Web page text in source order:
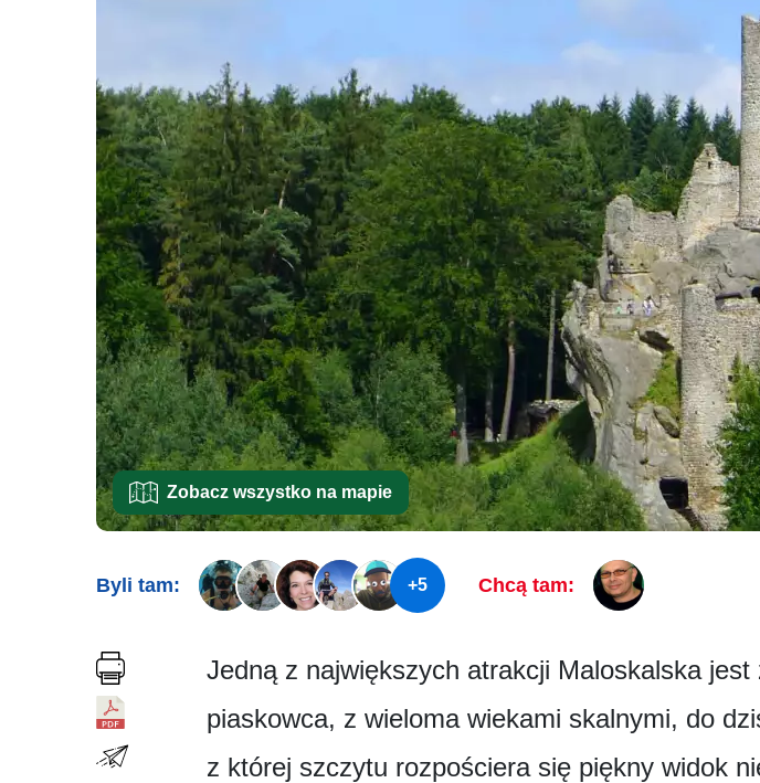
Zobacz wszystko na mapie
Byli tam: +5 Chcą tam:
Jedną z największych atrakcji Maloskalska
piaskowca, z wieloma wiekami skalnymi, do
z której szczytu rozpościera się piękny widok